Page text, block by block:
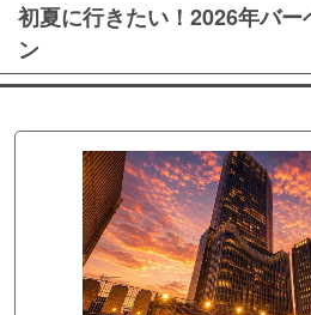
初夏に行きたい！2026年バ
ン